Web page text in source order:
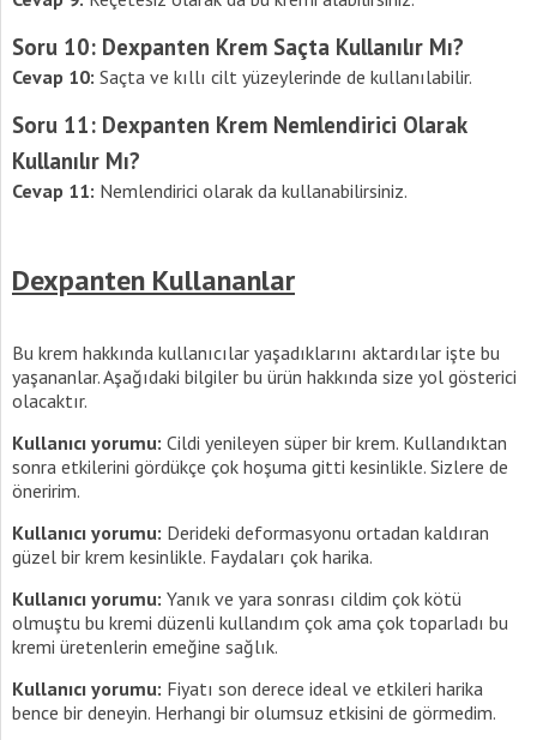
Soru 10: Dexpanten Krem Saçta Kullanılır Mı?
Cevap 10: Saçta ve kıllı cilt yüzeylerinde de kullanılabilir.
Soru 11: Dexpanten Krem Nemlendirici Olarak
Kullanılır Mı?
Cevap 11: Nemlendirici olarak da kullanabilirsiniz.
Dexpanten Kullananlar
Bu krem hakkında kullanıcılar yaşadıklarını aktardılar işte bu
yaşananlar. Aşağıdaki bilgiler bu ürün hakkında size yol gösterici
olacaktır.
Kullanıcı yorumu: Cildi yenileyen süper bir krem. Kullandıktan
sonra etkilerini gördükçe çok hoşuma gitti kesinlikle. Sizlere de
öneririm.
Kullanıcı yorumu: Derideki deformasyonu ortadan kaldıran
güzel bir krem kesinlikle. Faydaları çok harika.
Kullanıcı yorumu: Yanık ve yara sonrası cildim çok kötü
olmuştu bu kremi düzenli kullandım çok ama çok toparladı bu
kremi üretenlerin emeğine sağlık.
Kullanıcı yorumu: Fiyatı son derece ideal ve etkileri harika
bence bir deneyin. Herhangi bir olumsuz etkisini de görmedim.